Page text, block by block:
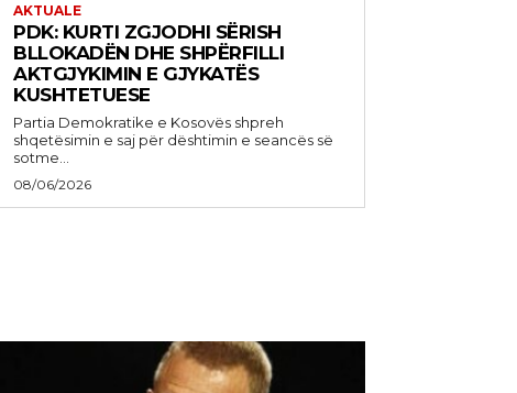
AKTUALE
PDK: KURTI ZGJODHI SËRISH
BLLOKADËN DHE SHPËRFILLI
AKTGJYKIMIN E GJYKATËS
KUSHTETUESE
Partia Demokratike e Kosovës shpreh
shqetësimin e saj për dështimin e seancës së
sotme...
08/06/2026